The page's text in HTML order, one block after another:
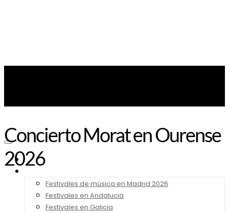
Noticias
Festivales de música en Madrid 2026
Festivales en Andalucia
Festivales en Galicia
Concierto Morat en Ourense
2026